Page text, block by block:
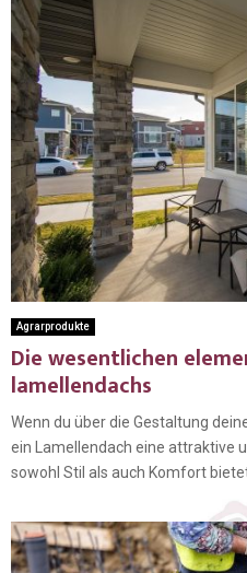
Agrarprodukte
Die wesentlichen
lamellendachs
Wenn du über die Gestaltung
ein Lamellendach eine attraktive
sowohl Stil als auch Komfort